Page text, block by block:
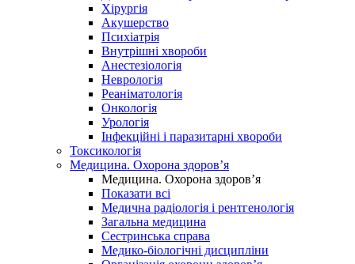
Хірургія
Акушерство
Психіатрія
Внутрішні хвороби
Анестезіологія
Неврологія
Реаніматологія
Онкологія
Урологія
Інфекційні і паразитарні хвороби
Токсикологія
Медицина. Охорона здоров’я
Медицина. Охорона здоров’я
Показати всі
Медична радіологія і рентгенологія
Загальна медицина
Сестринська справа
Медико-біологічні дисципліни